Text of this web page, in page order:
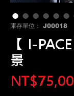
庫存單位： J00018
【 I-
景